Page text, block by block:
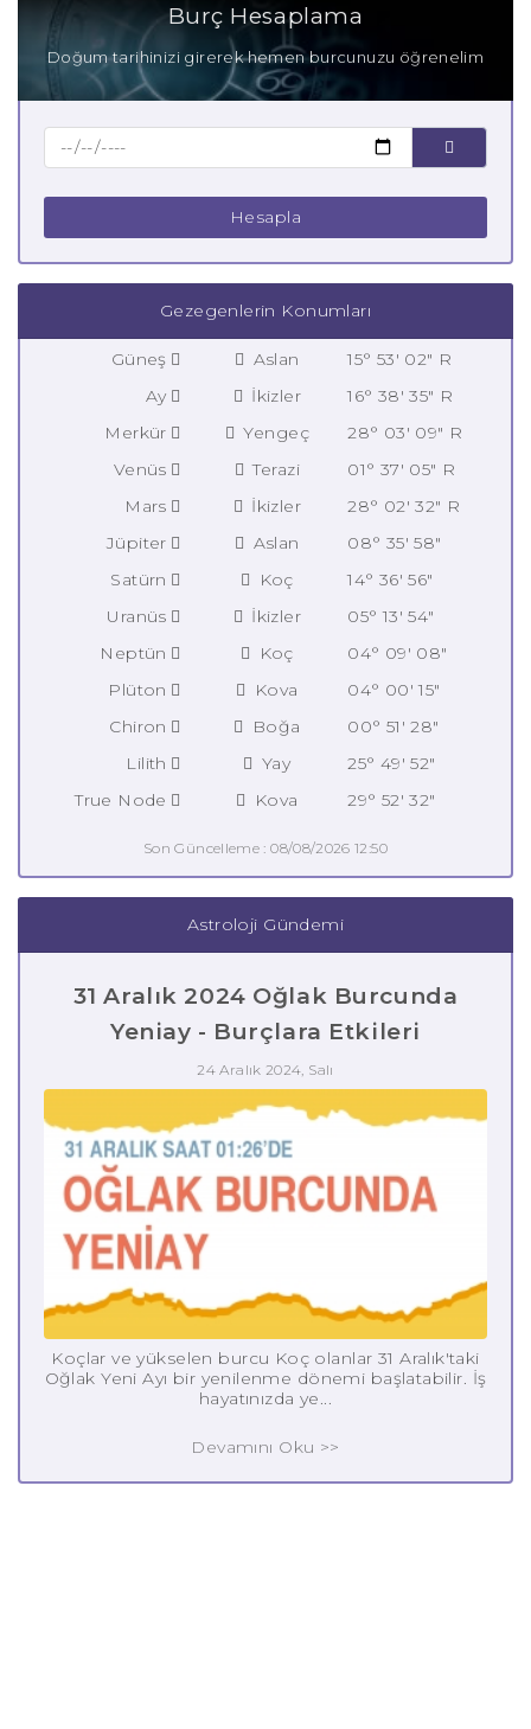
Burç Hesaplama
Doğum tarihinizi girerek hemen burcunuzu öğrenelim
Hesapla
Gezegenlerin Konumları
Güneş Aslan
15° 53' 02" R
Ay
İkizler
16° 38' 35" R
Merkür
Yengeç
28° 03' 09" R
Venüs
Terazi
01° 37' 05" R
Mars
İkizler
28° 02' 32" R
Jüpiter
Aslan
08° 35' 58"
Satürn
Koç
14° 36' 56"
Uranüs
İkizler
05° 13' 54"
Neptün
Koç
04° 09' 08"
Plüton
Kova
04° 00' 15"
Chiron
Boğa
00° 51' 28"
Lilith
Yay
25° 49' 52"
True Node
Kova 29° 52' 32"
Son Güncelleme : 08/08/2026 12:50
Astroloji Gündemi
31 Aralık 2024 Oğlak Burcunda
Yeniay - Burçlara Etkileri
24 Aralık 2024, Salı
Koçlar ve yükselen burcu Koç olanlar 31 Aralık'taki
Oğlak Yeni Ayı bir yenilenme dönemi başlatabilir. İş
hayatınızda ye...
Devamını Oku >>